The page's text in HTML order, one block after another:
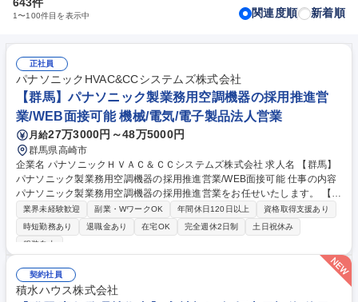
1〜100件目を表示中 関連度順 新着順
正社員
パナソニックHVAC&CCシステムズ株式会社
【群馬】パナソニック製業務用空調機器の採用推進営
業/WEB面接可能 機械/電気/電子製品法人営業
月給27万3000円～48万5000円
群馬県高崎市
企業名 パナソニックＨＶＡＣ＆ＣＣシステムズ株式会社 求人名 【群馬】
パナソニック製業務用空調機器の採用推進営業/WEB面接可能 仕事の内容
パナソニック製業務用空調機器の採用推進営業をお任せいたします。 【業
務内容】■設計事務所へアプローチをして頂き、当社商品のスペックイン
活動を行って頂きます。 ■スペックイン後もゼネコン、サブコン、流通代
理店と縦追い営業を実施し 受注につなげる仕事になります。■具体的な対
切り替えられることなく進んでいるか縦追い営業を行う。■最終的に流通
代理店を特定しパナソニックグループ営業所や空質空調社担当へパスをし
て頂き、確実に受注につなげていく。 募集職種 【群馬】パナソニック製
業界未経験歓迎 副業・WワークOK 年間休日120日以上
資格取得支援あり
時短勤務あり
退職金あり 在宅OK 完全週休2日制
土日祝休み
服装自由
契約社員
積水ハウス株式会社